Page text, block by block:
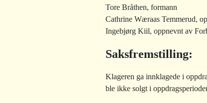
Tore Bråthen, formann
Cathrine Wæraas Temmerud,
Ingebjørg Kiil, oppnevnt av
Saksfremstilling:
Klageren ga innklagede i
ble ikke solgt i